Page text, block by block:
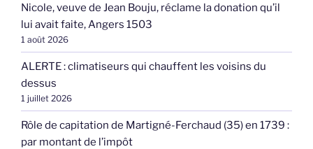
Nicole, veuve de Jean Bouju, réclame la donation qu’il
lui avait faite, Angers 1503
1 août 2026
ALERTE : climatiseurs qui chauffent les voisins du
dessus
1 juillet 2026
Rôle de capitation de Martigné-Ferchaud (35) en 1739 :
par montant de l’impôt